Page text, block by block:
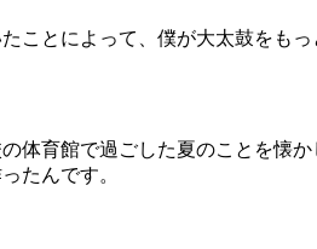
ことによって、僕が大太鼓をも
体育館で過ごした夏のことを懐
たんです。